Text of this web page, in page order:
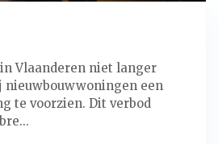
Vlaanderen niet langer
nieuwbouwwoningen een
te voorzien. Dit verbod